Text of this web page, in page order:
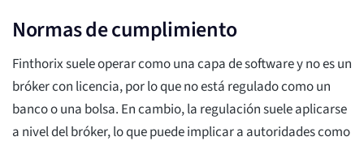
Normas de cumplimiento
Finthorix suele operar como una capa de software y no es un
bróker con licencia, por lo que no está regulado como un
banco o una bolsa. En cambio, la regulación suele aplicarse
a nivel del bróker, lo que puede implicar a autoridades como